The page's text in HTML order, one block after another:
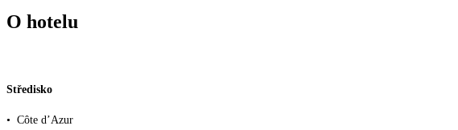
O hotelu
Středisko
• Côte d’Azur